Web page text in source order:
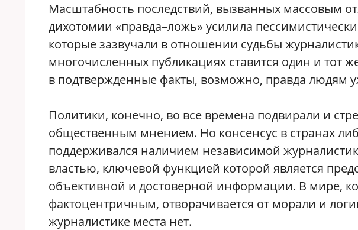
Масштабность последствий, вызванных массовым
дихотомии «правда–ложь» усилила
которые зазвучали в отношении судьбы
многочисленных публикациях ставится один и тот
в подтвержденные факты, возможно, правда людям
Политики, конечно, во все времена подвирали и
общественным мнением. Но консенсус в странах
поддерживался наличием независимой
властью, ключевой функцией которой является
объективной и достоверной информации. В мире,
фактоцентричным, отворачивается от морали и
журналистике места нет.